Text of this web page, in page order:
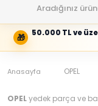
🎁 50.000 TL ve
Giriş
veya
oluşturun
Marka,
ve
seçin
Anasayfa OPEL
OPELyedek parça ve